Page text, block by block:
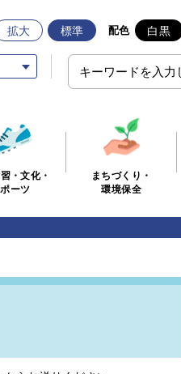
拡大 標準 配色 白黒
・文化・
ーツ
まちづくり・
環境保全